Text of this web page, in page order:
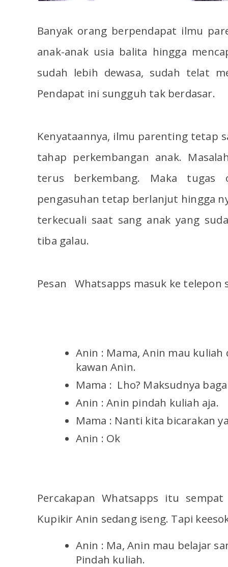
Banyak orang berpendapat ilmu
anak-anak usia balita hingga
sudah lebih dewasa, sudah telat
Pendapat ini sungguh tak berdasar.
Kenyataannya, ilmu parenting tetap
tahap perkembangan anak.
terus berkembang. Maka
pengasuhan tetap berlanjut hingga
terkecuali saat sang anak yang
tiba galau.
Pesan Whatsapps masuk ke telepon
Anin : Mama, Anin mau kuliah
kawan Anin.
Mama : Lho? Maksudnya
Anin : Anin pindah kuliah aja.
Mama : Nanti kita bicarakan
Anin : Ok
Percakapan Whatsapps itu
Kupikir Anin sedang iseng. Tapi
Anin : Ma, Anin mau belajar
Pindah kuliah.